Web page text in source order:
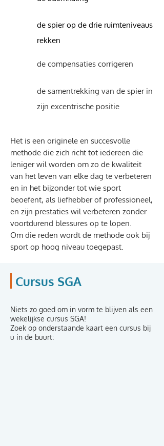
de spier op de drie ruimteniveaus
rekken
de compensaties corrigeren
de samentrekking van de spier in
zijn excentrische positie
Het is een originele en succesvolle
methode die zich richt tot iedereen die
leniger wil worden om zo de kwaliteit
van het leven van elke dag te verbeteren
en in het bijzonder tot wie sport
beoefent, als liefhebber of professioneel,
en zijn prestaties wil verbeteren zonder
voortdurend blessures op te lopen.
Om die reden wordt de methode ook bij
sport op hoog niveau toegepast.
Cursus SGA
Niets zo goed om in vorm te blijven als een
wekelijkse cursus SGA!
Zoek op onderstaande kaart een cursus bij
u in de buurt: